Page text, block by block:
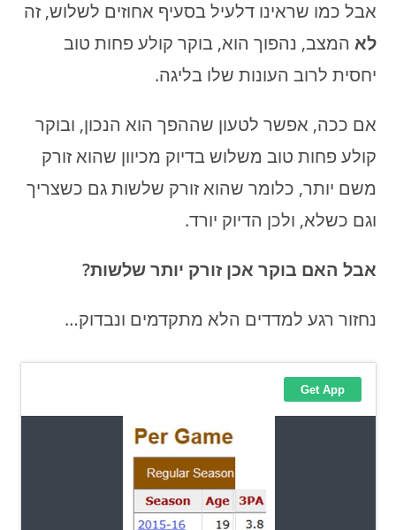
אבל כמו שראינו דלעיל בסעיף אחוזים לשלוש, זה
לא המצב, נהפוך הוא, בוקר קולע פחות טוב
יחסית לרוב העונות שלו בליגה.
אם ככה, אפשר לטעון שההפך הוא הנכון, ובוקר
קולע פחות טוב משלוש בדיוק מכיוון שהוא זורק
משם יותר, כלומר שהוא זורק שלשות גם כשצריך
וגם כשלא, ולכן הדיוק יורד.
אבל האם בוקר אכן זורק יותר שלשות?
נחזור רגע למדדים הלא מתקדמים ונבדוק…